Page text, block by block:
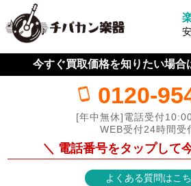
今すぐ買取価格を知りたい場合
0120-
[年中無休]電話受付
WEB受付24時間受
＼ 電話番号をタップして
よくある質問はこ